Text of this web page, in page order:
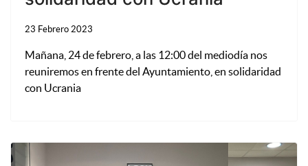
23 Febrero 2023
Mañana, 24 de febrero, a las 12:00 del mediodía nos
reuniremos en frente del Ayuntamiento, en solidaridad
con Ucrania